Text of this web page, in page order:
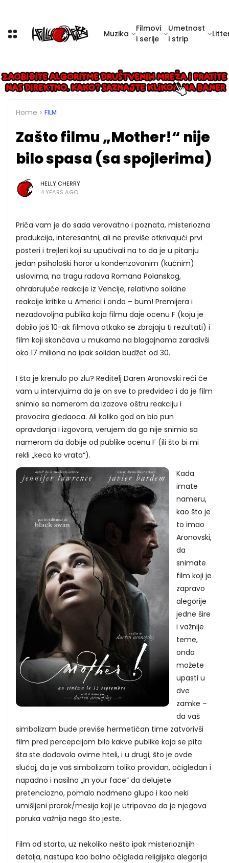
Muzika
Filmovi
i serije
Umetnost
i strip
Home FILM
Zašto filmu „Mother!“ nije
bilo spasa (sa spojlerima)
HELLY CHERRY
4 YEARS AGO
Priča vam je do sada verovatno i poznata, misteriozna
produkcija, interesantni, ali ne previše otkrivajući prvi
posteri i trejleri koji su upućivali na to da je u pitanju
jedan psihološki horor u kondenzovanim (kućnim)
uslovima, na tragu radova Romana Polanskog,
ohrabrujuće reakcije iz Vencije, relativno solidne
reakcije kritike u Americi i onda – bum! Premijera i
nezadovoljna publika koja filmu daje ocenu F (koju je
dobilo još 10-ak filmova otkako se zbrajaju ti rezultati) i
film koji skončava u mukama na blagajnama zaradivši
oko 17 miliona na ipak solidan budžet od 30.
I šta je krenulo po zlu? Reditelj Daren Aronovski reći će
vam u intervjuima da je on sve to predvideo i da je film
snimio sa namerom da izazove oštru reakciju i
provocira gledaoca. Ali koliko god on bio pun
opravdanja i izgovora, verujem da ga nije snimio sa
namerom da dobije od publike ocenu F (ili što bi mi
rekli „keca ko vrata“).
Kada
imate
nameru,
kao što je
to imao
Aronovski,
da
snimate
film koji je
zapravo
alegorije
jedne šire
i važnije
teme,
onda
možete
upasti u
dve
zamke –
da vaš
simbolizam bude previše hermetičan time zatvorivši
film pred percepcijom bilo kakve publike koja se pita
šta ste dođavola ovime hteli, i u drugi, što je ovde
slučaj, da je vaš simbolizam toliko providan, očigledan i
napadno i nasilno „In your face“ da delujete
pretenciozno, pomalo nadmeno glupo i kao neki
umišljeni prorok/mesija koji je utripovao da je njegova
poruka važnija nego što jeste.
Film od starta, uz nekoliko nešto ipak misterioznijih
detalja, nastupa kao bolno očigleda religijska alegorija